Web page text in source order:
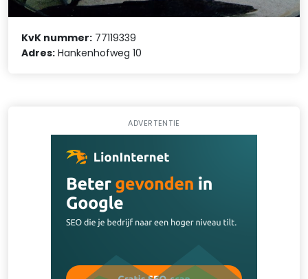
KvK nummer: 77119339
Adres: Hankenhofweg 10
ADVERTENTIE